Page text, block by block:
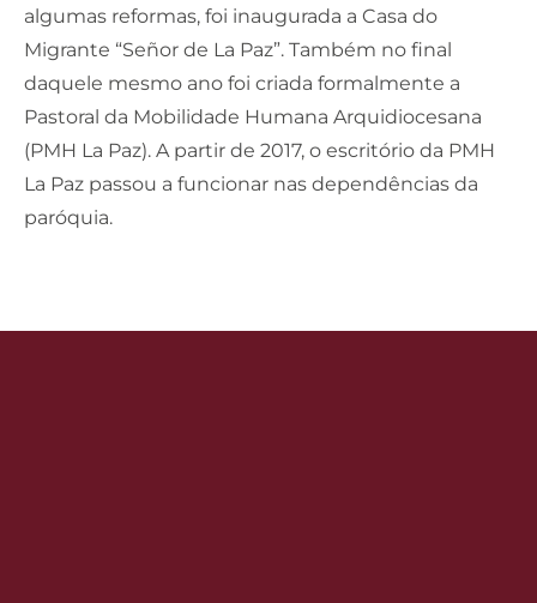
algumas reformas, foi inaugurada a Casa do
Migrante “Señor de La Paz”. Também no final
daquele mesmo ano foi criada formalmente a
Pastoral da Mobilidade Humana Arquidiocesana
(PMH La Paz). A partir de 2017, o escritório da PMH
La Paz passou a funcionar nas dependências da
paróquia.